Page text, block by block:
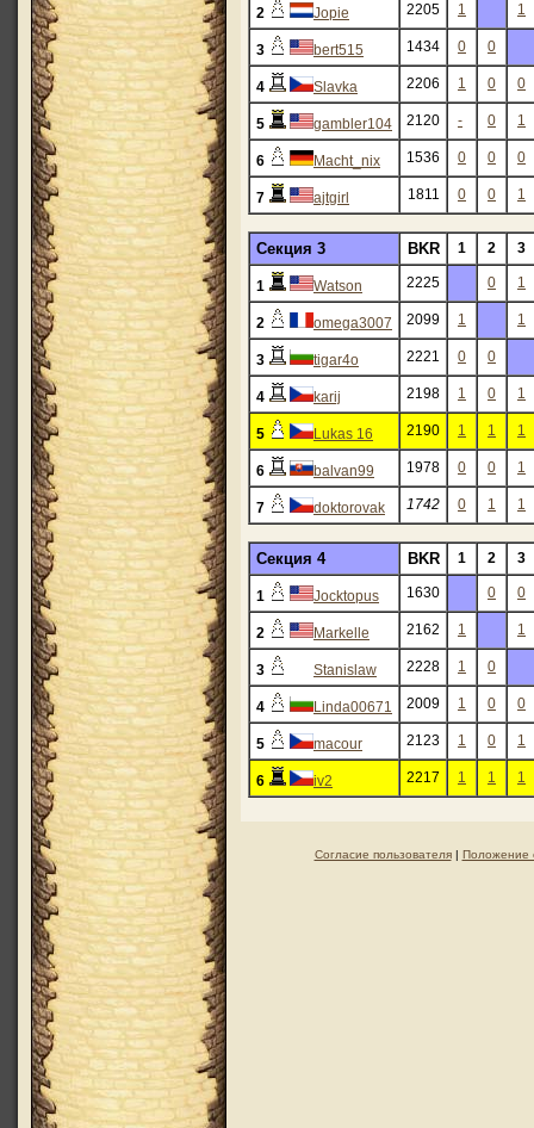
2 Jopie 2205 1 1
3 bert515 1434 0 0
4 Slavka 2206 1 0 0
5 gambler104 2120 - 0 1
6 Macht_nix 1536 0 0 0
7 ajtgirl 1811 0 0 1
Секция 3 BKR 1 2 3
1 Watson 2225 0 1
2 omega3007 2099 1 1
3 tigar4o 2221 0 0
4 karij 2198 1 0 1
5 Lukas 16 2190 1 1 1
6 balvan99 1978 0 0 1
7 doktorovak 1742 0 1 1
Секция 4 BKR 1 2 3
1 Jocktopus 1630 0 0
2 Markelle 2162 1 1
3 Stanislaw 2228 1 0
4 Linda00671 2009 1 0 0
5 macour 2123 1 0 1
6 iv2 2217 1 1 1
Согласие пользователя| Положение